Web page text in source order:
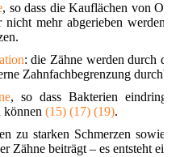
, so dass die Kauflächen von
nicht mehr abgerieben werden,
: die Zähne werden durch
Zahnfachbegrenzung
, so dass Bakterien
können (15) (17) (19).
zu starken Schmerzen sowie
Zähne beiträgt – es entsteht ein